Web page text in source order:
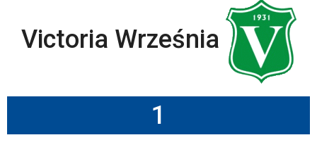
Victoria Września
1